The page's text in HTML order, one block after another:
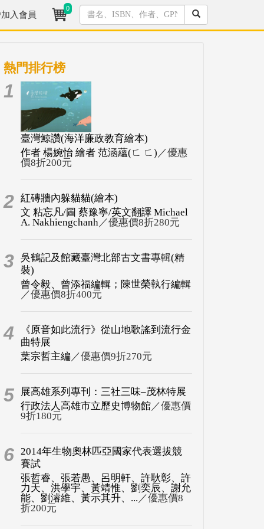
入會員
0
熱門排行榜
1
臺灣鯨讚(海洋廉政教育繪本)
作者 楊婉怡 繪者 范涵蘊(ㄈ ㄈ) ／優惠
價8折200元
2 紅磚牆內躲貓貓(繪本)
文 粘忘凡/圖 蔡豫寧/英文翻譯 Michael
A. Nakhiengchanh／優惠價8折280元
3 吳鶴記及館藏臺灣北部古文書專輯(精
裝)
曾令毅、曾添福編輯；陳世榮執行編輯
／優惠價8折400元
4
《原音如此流行》從山地歌謠到流行金
曲特展
葉宗哲主編 ／優惠價9折270元
5
展高雄系列專刊：三社三味–茂林特展
行政法人高雄市立歷史博物館／優惠價
9折180元
6 2014年生物奧林匹亞國家代表選拔競
賽試
張哲睿、張若愚、呂明軒、許耿彰、許
力天、洪學宇、黃靖惟、劉奕辰、謝允
能、劉濬維、黃示其升、... ／優惠價8
折200元